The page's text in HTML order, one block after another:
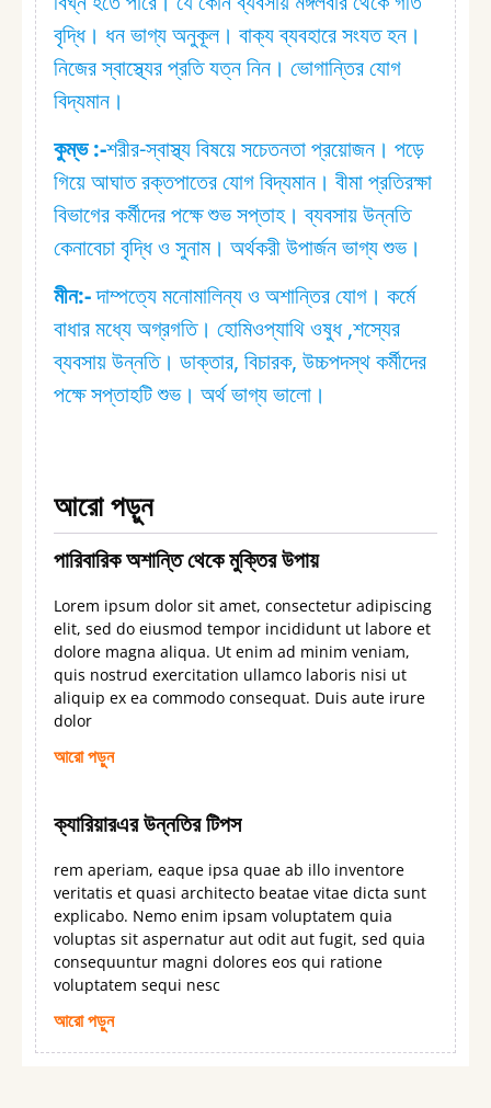
বৃদ্ধি। ধন ভাগ্য অনুকূল। বাক্য ব্যবহারে সংযত হন।
নিজের স্বাস্থ্যের প্রতি যত্ন নিন। ভোগান্তির যোগ
বিদ্যমান।
কুম্ভ :⁠-শরীর-স্বাস্থ্য বিষয়ে সচেতনতা প্রয়োজন। পড়ে
গিয়ে আঘাত রক্তপাতের যোগ বিদ্যমান। বীমা প্রতিরক্ষা
বিভাগের কর্মীদের পক্ষে শুভ সপ্তাহ। ব্যবসায় উন্নতি
কেনাবেচা বৃদ্ধি ও সুনাম। অর্থকরী উপার্জন ভাগ্য শুভ।
মীন:⁠-দাম্পত্যে মনোমালিন্য ও অশান্তির যোগ। কর্মে
বাধার মধ্যে অগ্রগতি। হোমিওপ্যাথি ওষুধ ,শস্যের
ব্যবসায় উন্নতি। ডাক্তার, বিচারক, উচ্চপদস্থ কর্মীদের
পক্ষে সপ্তাহটি শুভ। অর্থ ভাগ্য ভালো।
আরো পড়ুন
পারিবারিক অশান্তি থেকে মুক্তির উপায়
Lorem ipsum dolor sit amet, consectetur adipiscing
elit, sed do eiusmod tempor incididunt ut labore et
dolore magna aliqua. Ut enim ad minim veniam,
quis nostrud exercitation ullamco laboris nisi ut
aliquip ex ea commodo consequat. Duis aute irure
dolor
আরো পড়ুন
ক্যারিয়ারএর উন্নতির টিপস
rem aperiam, eaque ipsa quae ab illo inventore
veritatis et quasi architecto beatae vitae dicta sunt
explicabo. Nemo enim ipsam voluptatem quia
voluptas sit aspernatur aut odit aut fugit, sed quia
consequuntur magni dolores eos qui ratione
voluptatem sequi nesc
আরো পড়ুন